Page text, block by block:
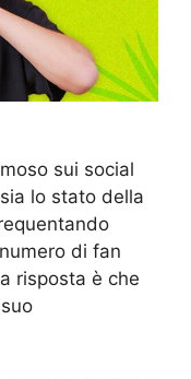
sui social
lo stato della
di fan
risposta è che